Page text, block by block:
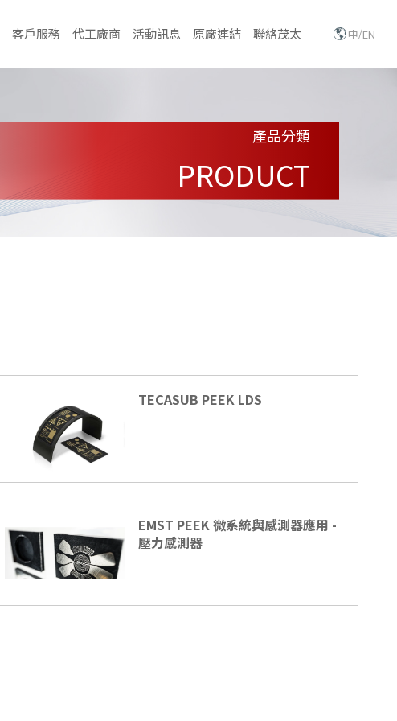
客戶服務 代工廠商 活動訊息 原廠連結 聯絡茂太 中/EN
產品分類
PRODUCT
TECASUB PEEK LDS
EMST PEEK 微系統與感測器應用 -
壓力感測器